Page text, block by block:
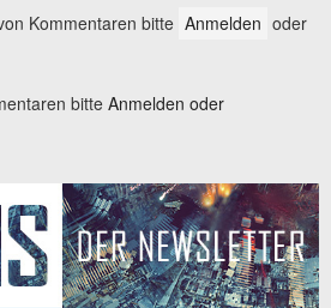
Kommentaren bitte Anmelden oder
bitte Anmelden oder